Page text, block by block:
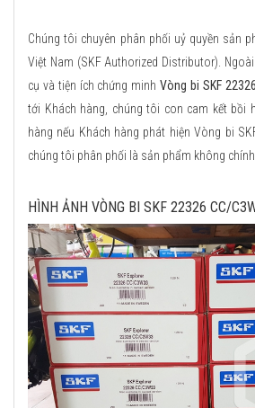
Chúng tôi chuyên phân phối uỷ quyền sản
Việt Nam (SKF Authorized Distributor).
cụ và tiện ích chứng minh Vòng bi SKF
tới Khách hàng, chúng tôi con cam kết bồi
hàng nếu Khách hàng phát hiện Vòng bi
chúng tôi phân phối là sản phẩm không chính
HÌNH ẢNH VÒNG BI SKF 22326 CC/